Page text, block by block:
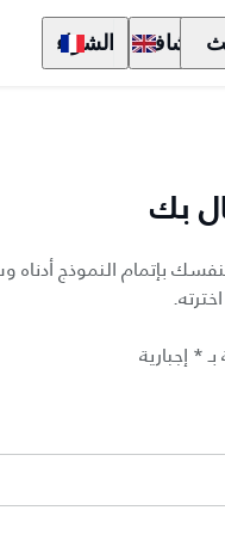
الاكتشاف الشراء
بك
بإتمام النموذج
* إجبارية